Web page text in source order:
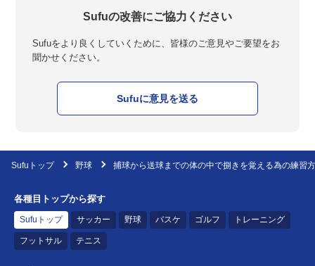
Sufuの改善にご協力ください
Sufuをより良くしていくために、皆様のご意見やご要望をお
聞かせください。
Sufuに意見を送る
Sufuトップ 野球 捕球から送球までの体の中で捌きを覚える為の練習
各種目トップから探す
Sufuトップ サッカー 野球 バスケ ゴルフ トレーニング
フットサル テニス